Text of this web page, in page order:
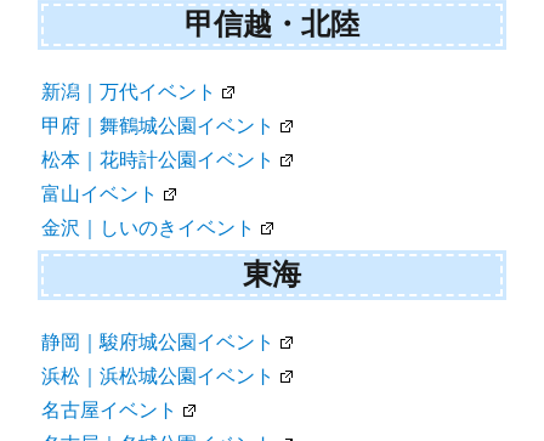
甲信越・北陸
新潟｜万代イベント
甲府｜舞鶴城公園イベント
松本｜花時計公園イベント
富山イベント
金沢｜しいのきイベント
東海
静岡｜駿府城公園イベント
浜松｜浜松城公園イベント
名古屋イベント